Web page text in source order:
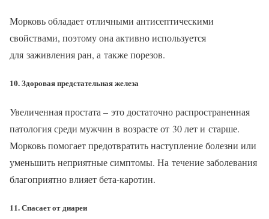
Морковь обладает отличными антисептическими
свойствами, поэтому она активно используется
для заживления ран, а также порезов.
10. Здоровая предстательная железа
Увеличенная простата – это достаточно распространенная
патология среди мужчин в возрасте от 30 лет и старше.
Морковь помогает предотвратить наступление болезни или
уменьшить неприятные симптомы. На течение заболевания
благоприятно влияет бета-каротин.
11. Спасает от диареи